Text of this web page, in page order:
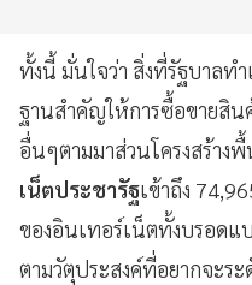
ทั้งนี้ มั่นใจว่า สิ่งที่รัฐบาลท
ฐานสำคัญให้การซื้อขายสิน
อื่นๆตามมาส่วนโครงสร้าง
เน็ตประชารัฐเข้าถึง
ของอินเทอร์เน็ตทั้งบรอดแ
ตามวัตุประสงค์ที่อยากจะร